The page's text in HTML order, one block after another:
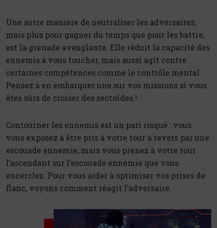
Une autre manière de neutraliser les adversaires,
mais plus pour gagner du temps que pour les battre,
est la grenade aveuglante. Elle réduit la capacité des
ennemis à vous toucher, mais aussi agit contre
certaines compétences comme le contrôle mental.
Pensez à en embarquer une sur vos missions si vous
êtes sûrs de croiser des sectoïdes !
Contourner les ennemis est un pari risqué : vous
vous exposez à être pris à votre tour à revers par une
escouade ennemie, mais vous prenez à votre tour
l’ascendant sur l’escouade ennemie que vous
encerclez. Pour vous aider à optimiser vos prises de
flanc, voyons comment réagit l’adversaire.